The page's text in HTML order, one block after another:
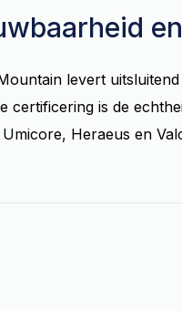
levert uitsluitend
certificering is de
Heraeus en